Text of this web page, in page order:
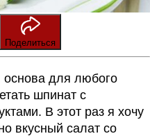
Поделиться
основа для любого
шпинат с
В этот раз я хочу
вкусный салат со